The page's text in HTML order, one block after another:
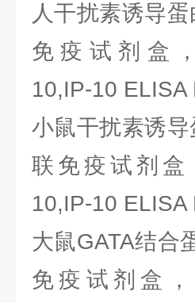
人干扰素诱导
免疫试剂盒，
10,IP-10 ELISA
小鼠干扰素诱
联免疫试剂盒
10,IP-10 ELISA
大鼠GATA结合
免疫试剂盒，